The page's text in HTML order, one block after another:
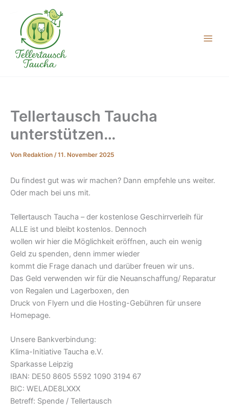
springen
Tellertausch Taucha
unterstützen…
Von Redaktion /11. November 2025
Du findest gut was wir machen? Dann empfehle uns weiter.
Oder mach bei uns mit.
Tellertausch Taucha – der kostenlose Geschirrverleih für
ALLE ist und bleibt kostenlos. Dennoch
wollen wir hier die Möglichkeit eröffnen, auch ein wenig
Geld zu spenden, denn immer wieder
kommt die Frage danach und darüber freuen wir uns.
Das Geld verwenden wir für die Neuanschaffung/ Reparatur
von Regalen und Lagerboxen, den
Druck von Flyern und die Hosting-Gebühren für unsere
Homepage.
Unsere Bankverbindung:
Klima-Initiative Taucha e.V.
Sparkasse Leipzig
IBAN: DE50 8605 5592 1090 3194 67
BIC: WELADE8LXXX
Betreff: Spende / Tellertausch